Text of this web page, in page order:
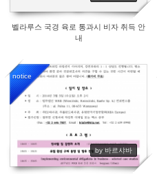
벨라루스 국경 육로 통과시 비자 취득 안
내
notice
by 바르샤바
10888